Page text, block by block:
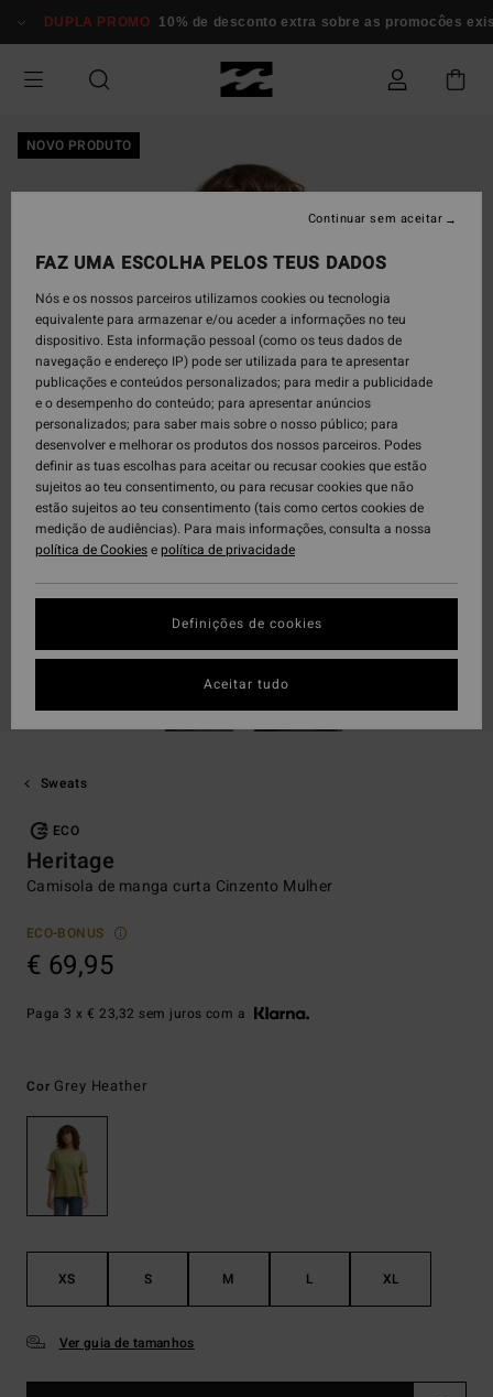
para
informação
DUPLA PROMO 10% de desconto extra sobre as promocôes
NOVO PRODUTO
Sweats
ECO
Heritage
Camisola de manga curta Cinzento Mulher
ECO-BONUS
€ 69,95
Paga 3 x € 23,32 sem juros com a
Cor Grey Heather
XS S M L XL
Ver guia de tamanhos
FAZ UMA ESCOLHA PELOS TEUS DADOS
Nós e os nossos parceiros utilizamos cookies ou tecnologia
equivalente para armazenar e/ou aceder a informações no teu
dispositivo. Esta informação pessoal (como os teus dados de
navegação e endereço IP) pode ser utilizada para te apresentar
publicações e conteúdos personalizados; para medir a publicidade
e o desempenho do conteúdo; para apresentar anúncios
personalizados; para saber mais sobre o nosso público; para
desenvolver e melhorar os produtos dos nossos parceiros. Podes
definir as tuas escolhas para aceitar ou recusar cookies que estão
sujeitos ao teu consentimento, ou para recusar cookies que não
estão sujeitos ao teu consentimento (tais como certos cookies de
medição de audiências). Para mais informações, consulta a nossa
política de Cookiesepolítica de privacidade
Definições de cookies
Continuar sem aceitar
Aceitar tudo